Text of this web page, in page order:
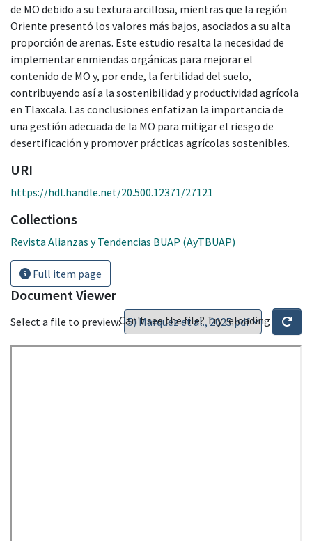
de MO debido a su textura arcillosa, mientras que la región
Oriente presentó los valores más bajos, asociados a su alta
proporción de arenas. Este estudio resalta la necesidad de
implementar enmiendas orgánicas para mejorar el
contenido de MO y, por ende, la fertilidad del suelo,
contribuyendo así a la sostenibilidad y productividad agrícola
en Tlaxcala. Las conclusiones enfatizan la importancia de
una gestión adecuada de la MO para mitigar el riesgo de
desertificación y promover prácticas agrícolas sostenibles.
URI
https://hdl.handle.net/20.500.12371/27121
Collections
Revista Alianzas y Tendencias BUAP (AyTBUAP)
Full item page
Document Viewer
Select a file to preview:Can't see the file? Try reloading